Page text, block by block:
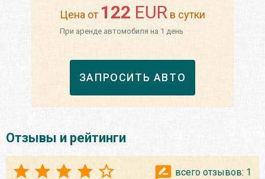
Цена от 122 EURв сутки
При аренде автомобиля на 1 день
ЗАПРОСИТЬ АВТО
Отзывы и рейтинги
всего отзывов: 1